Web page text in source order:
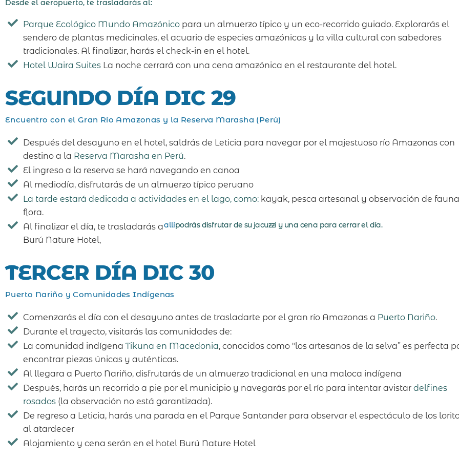
Desde el aeropuerto, te trasladarás al:
Parque Ecológico Mundo Amazónico para un almuerzo típico y un eco-recorrido guiado. Explorarás el
sendero de plantas medicinales, el acuario de especies amazónicas y la villa cultural con sabedores
tradicionales. Al finalizar, harás el check-in en el hotel.
Hotel Waira Suites La noche cerrará con una cena amazónica en el restaurante del hotel.
SEGUNDO DÍA DIC 29
Encuentro con el Gran Río Amazonas y la Reserva Marasha (Perú)
Después del desayuno en el hotel, saldrás de Leticia para navegar por el majestuoso río Amazonas con
destino a la Reserva Marasha en Perú.
El ingreso a la reserva se hará navegando en canoa
Al mediodía, disfrutarás de un almuerzo típico peruano
La tarde estará dedicada a actividades en el lago, como: kayak, pesca artesanal y observación de
flora.
Al finalizar el día, te trasladarás a
Burú Nature Hotel,
allípodrás disfrutar de su jacuzzi y una cena para cerrar el día.
TERCER DÍA DIC 30
Puerto Nariño y Comunidades Indígenas
Comenzarás el día con el desayuno antes de trasladarte por el gran río Amazonas a Puerto Nariño.
Durante el trayecto, visitarás las comunidades de:
La comunidad indígena Tikuna en Macedonia, conocidos como "los artesanos de la selva” es perfecta
encontrar piezas únicas y auténticas.
Al llegara a Puerto Nariño, disfrutarás de un almuerzo tradicional en una maloca indígena
Después, harás un recorrido a pie por el municipio y navegarás por el río para intentar avistar delfines
rosados (la observación no está garantizada).
De regreso a Leticia, harás una parada en el Parque Santander para observar el espectáculo de los
al atardecer
Alojamiento y cena serán en el hotel Burú Nature Hotel